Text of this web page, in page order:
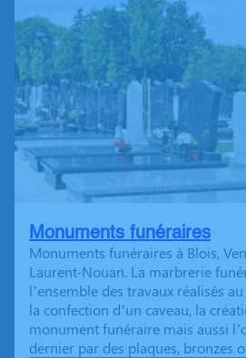
Monuments funéraires
Monuments funéraires à Blois,
Laurent-Nouan. La marbrerie
l’ensemble des travaux réalisés
la confection d’un caveau, la
monument funéraire mais aussi
dernier par des plaques, bronzes